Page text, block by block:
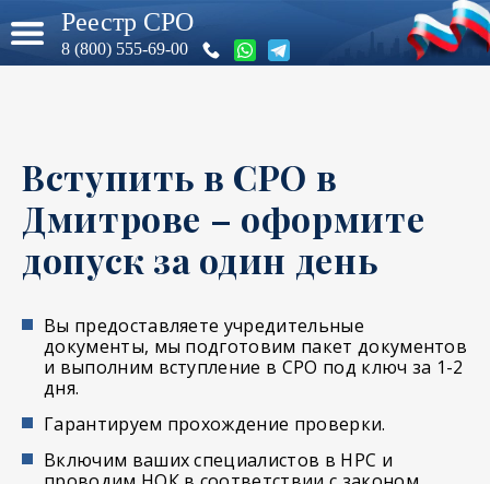
Реестр СРО
8 (800) 555-69-00
Вступить в СРО в
Дмитрове – оформите
допуск за один день
Вы предоставляете учредительные
документы, мы подготовим пакет документов
и выполним вступление в СРО под ключ за 1-2
дня.
Гарантируем прохождение проверки.
Включим ваших специалистов в НРС и